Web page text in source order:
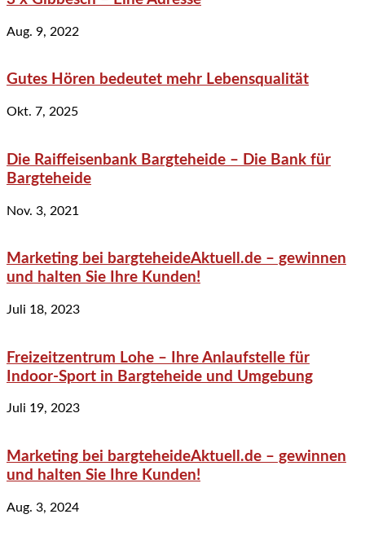
Aug. 9, 2022
Gutes Hören bedeutet mehr Lebensqualität
Okt. 7, 2025
Die Raiffeisenbank Bargteheide – Die Bank für
Bargteheide
Nov. 3, 2021
Marketing bei bargteheideAktuell.de – gewinnen
und halten Sie Ihre Kunden!
Juli 18, 2023
Freizeitzentrum Lohe – Ihre Anlaufstelle für
Indoor-Sport in Bargteheide und Umgebung
Juli 19, 2023
Marketing bei bargteheideAktuell.de – gewinnen
und halten Sie Ihre Kunden!
Aug. 3, 2024